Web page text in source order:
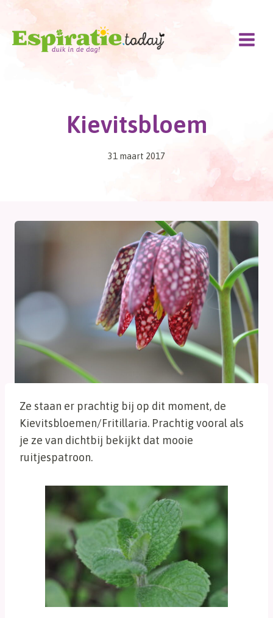
Doorgaan
inhoud
Kievitsbloem
31 maart 2017
Ze staan er prachtig bij op dit moment, de
Kievitsbloemen/Fritillaria. Prachtig vooral als
je ze van dichtbij bekijkt dat mooie
ruitjespatroon.